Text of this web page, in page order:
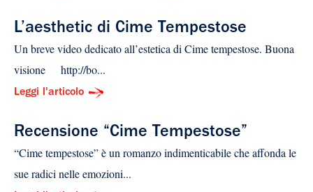
L’aesthetic di Cime Tempestose
Un breve video dedicato all’estetica di Cime tempestose. Buona
visione http://bo...
Leggi l'articolo
Recensione “Cime Tempestose”
“Cime tempestose” è un romanzo indimenticabile che affonda le
sue radici nelle emozioni...